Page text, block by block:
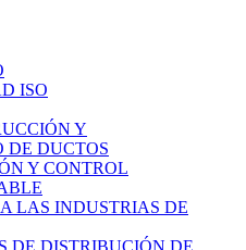
ISO
Y
DUCTOS
Y CONTROL
LAS INDUSTRIAS DE
DE DISTRIBUCIÓN DE